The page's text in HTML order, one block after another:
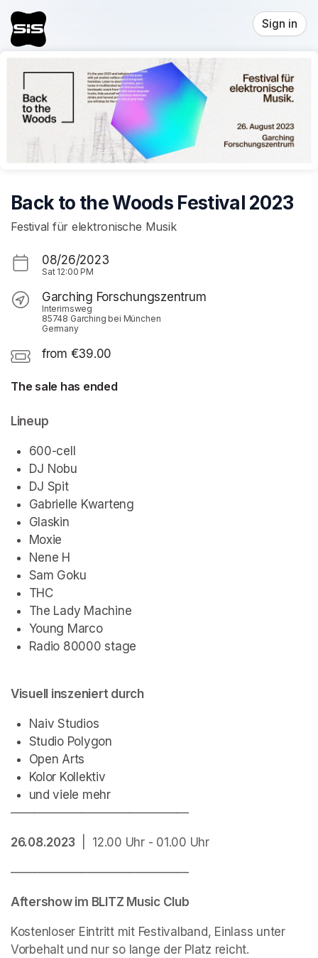
Skip header
Sign in
Back to the Woods Festival 2023
Festival für elektronische Musik
08/26/2023
Sat 12:00 PM
Garching Forschungszentrum
Interimsweg
85748 Garching bei München
Germany
from €39.00
The sale has ended
Lineup
600-cell
DJ Nobu
DJ Spit
Gabrielle Kwarteng
Glaskin
(opens in a new tab)
Moxie
Nene H
Sam Goku
THC
The Lady Machine
Young Marco
Radio 80000 stage
Visuell inszeniert durch
Naiv Studios
Studio Polygon
Open Arts
Kolor Kollektiv
und viele mehr
———————————————
26.08.2023
  |  12.00 Uhr - 01.00 Uhr
———————————————
Aftershow im BLITZ Music Club
Kostenloser Eintritt mit Festivalband, Einlass unter
Vorbehalt und nur so lange der Platz reicht.